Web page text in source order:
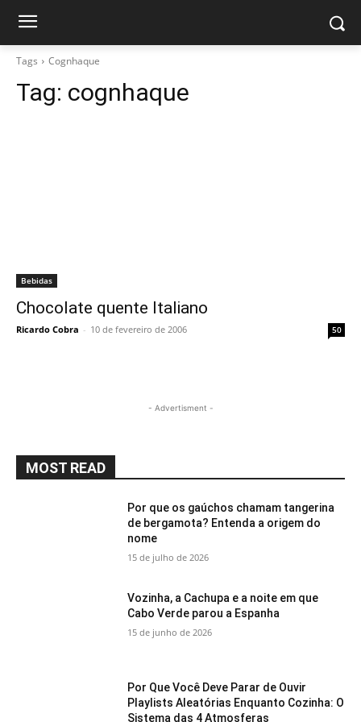
Tags Cognhaque
Tag: cognhaque
Bebidas
Chocolate quente Italiano
Ricardo Cobra - 10 de fevereiro de 2006 50
- Advertisment -
MOST READ
Por que os gaúchos chamam tangerina
de bergamota? Entenda a origem do
nome
15 de julho de 2026
Vozinha, a Cachupa e a noite em que
Cabo Verde parou a Espanha
15 de junho de 2026
Por Que Você Deve Parar de Ouvir
Playlists Aleatórias Enquanto Cozinha: O
Sistema das 4 Atmosferas